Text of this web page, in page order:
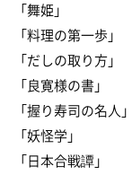
「舞姫」
「料理の第一歩」
「だしの取り方」
「良寛様の書」
「握り寿司の名人」
「妖怪学」
「日本合戦譚」